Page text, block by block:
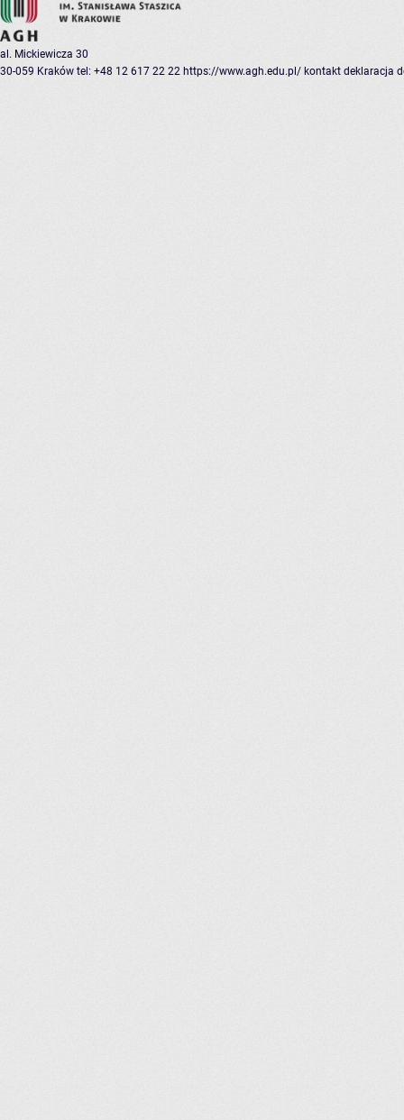
al. Mickiewicza 30
30-059 Kraków tel: +48 12 617 22 22 https://www.agh.edu.pl/ kontakt deklaracja